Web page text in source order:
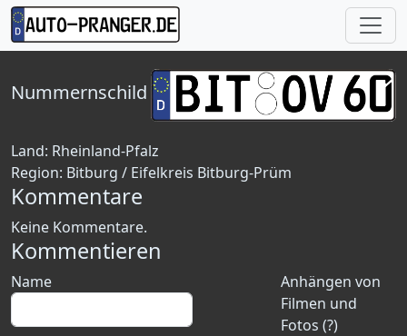
Nummernschild
Land: Rheinland-Pfalz
Region: Bitburg / Eifelkreis Bitburg-Prüm
Kommentare
Keine Kommentare.
Kommentieren
Anhängen von
Filmen und
Fotos (?)
Name